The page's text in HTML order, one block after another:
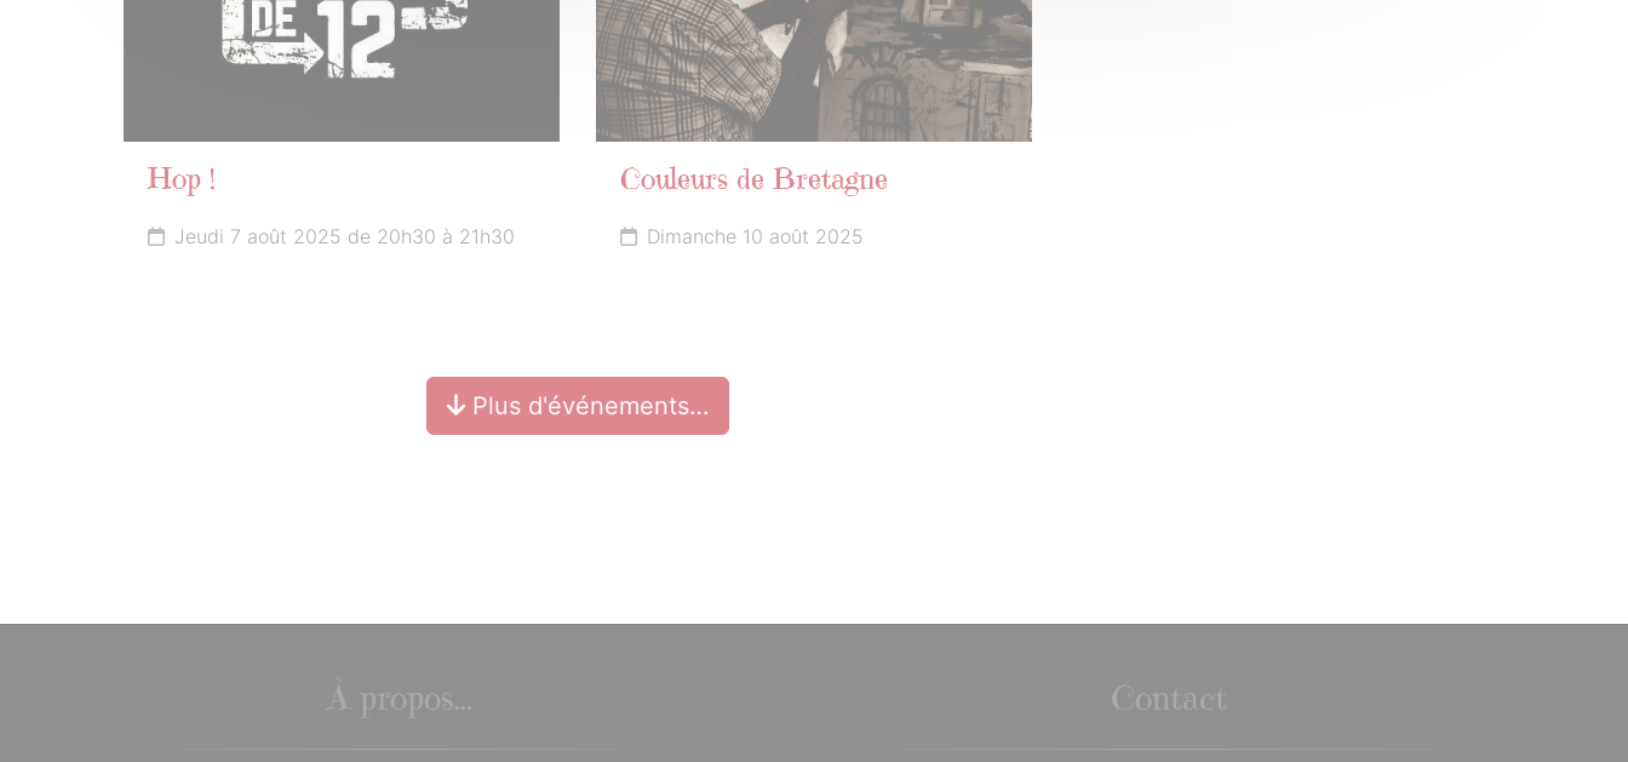
Hop !
Jeudi 7 août 2025 de 20h30 à 21h30
Couleurs de Bretagne
Dimanche 10 août 2025
Plus d'événements…
À propos... Contact